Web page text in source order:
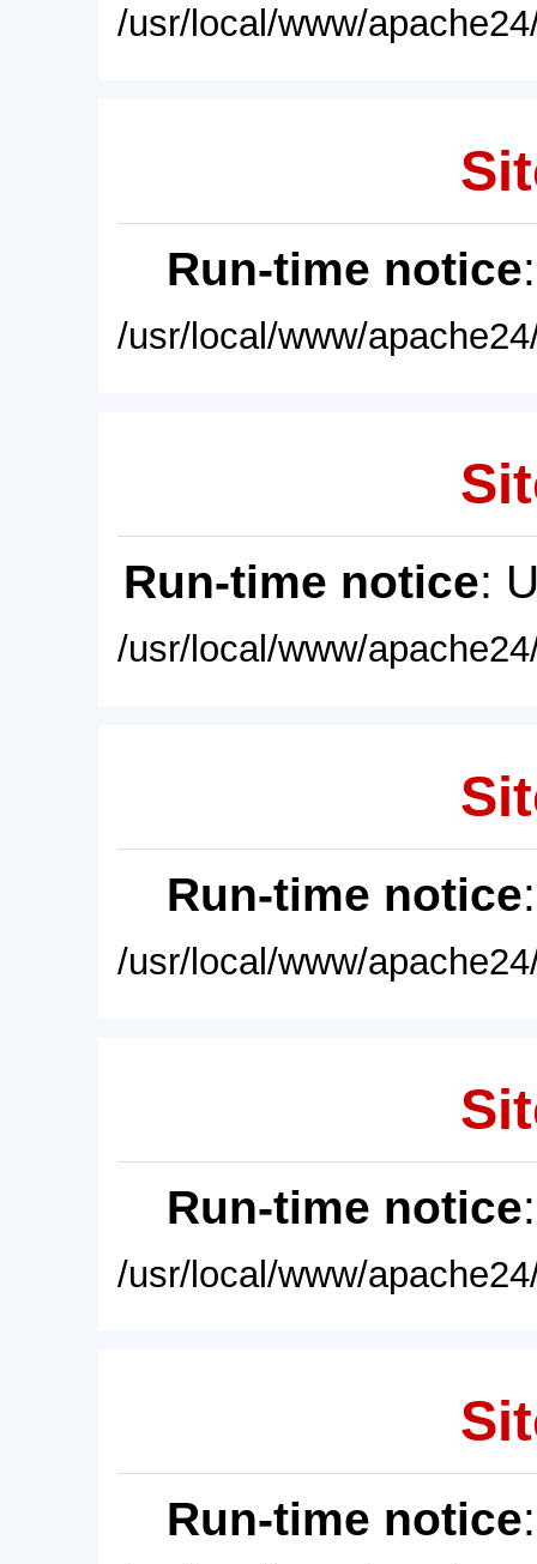
/usr/local/www/
Run-time notice
/usr/local/www/
Run-time notice:
/usr/local/www/
Run-time notice
/usr/local/www/
Run-time notice
/usr/local/www/
Run-time notice